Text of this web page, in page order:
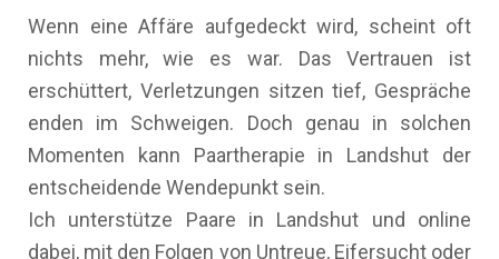
Wenn eine Affäre aufgedeckt wird, scheint oft
nichts mehr, wie es war. Das Vertrauen ist
erschüttert, Verletzungen sitzen tief, Gespräche
enden im Schweigen. Doch genau in solchen
Momenten kann Paartherapie in Landshut der
entscheidende Wendepunkt sein.
Ich unterstütze Paare in Landshut und online
dabei, mit den Folgen von Untreue, Eifersucht oder